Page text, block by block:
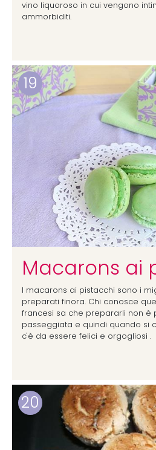
vino liquoroso in cui vengono
ammorbiditi.
19
Macarons ai
I macarons ai pistacchi sono i
preparati finora. Chi conosce
francesi sa che prepararli non è
passeggiata e quindi quando si
c'è da essere felici e orgogliosi .
20